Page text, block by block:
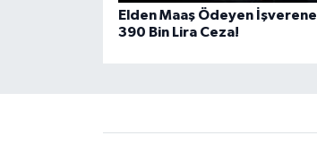
Elden Maaş Ödeyen İşverene
390 Bin Lira Ceza!